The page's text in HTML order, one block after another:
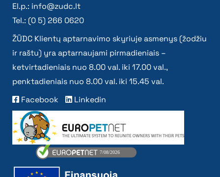
El.p.: info@zudc.lt
Tel.: (0 5) 266 0620
ŽŪDC Klientų aptarnavimo skyriuje asmenys (žodžiu
ir raštu) yra aptarnaujami pirmadieniais –
ketvirtadieniais nuo 8.00 val. iki 17.00 val.,
penktadieniais nuo 8.00 val. iki 15.45 val.
Facebook
Linkedin